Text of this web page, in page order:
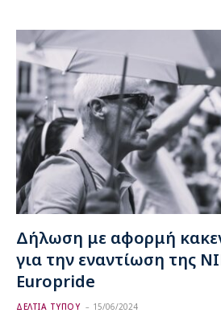
Δήλωση με αφορμή
για την εναντίωση της
Europride
ΔΕΛΤΙΑ ΤΥΠΟΥ 15/06/2024